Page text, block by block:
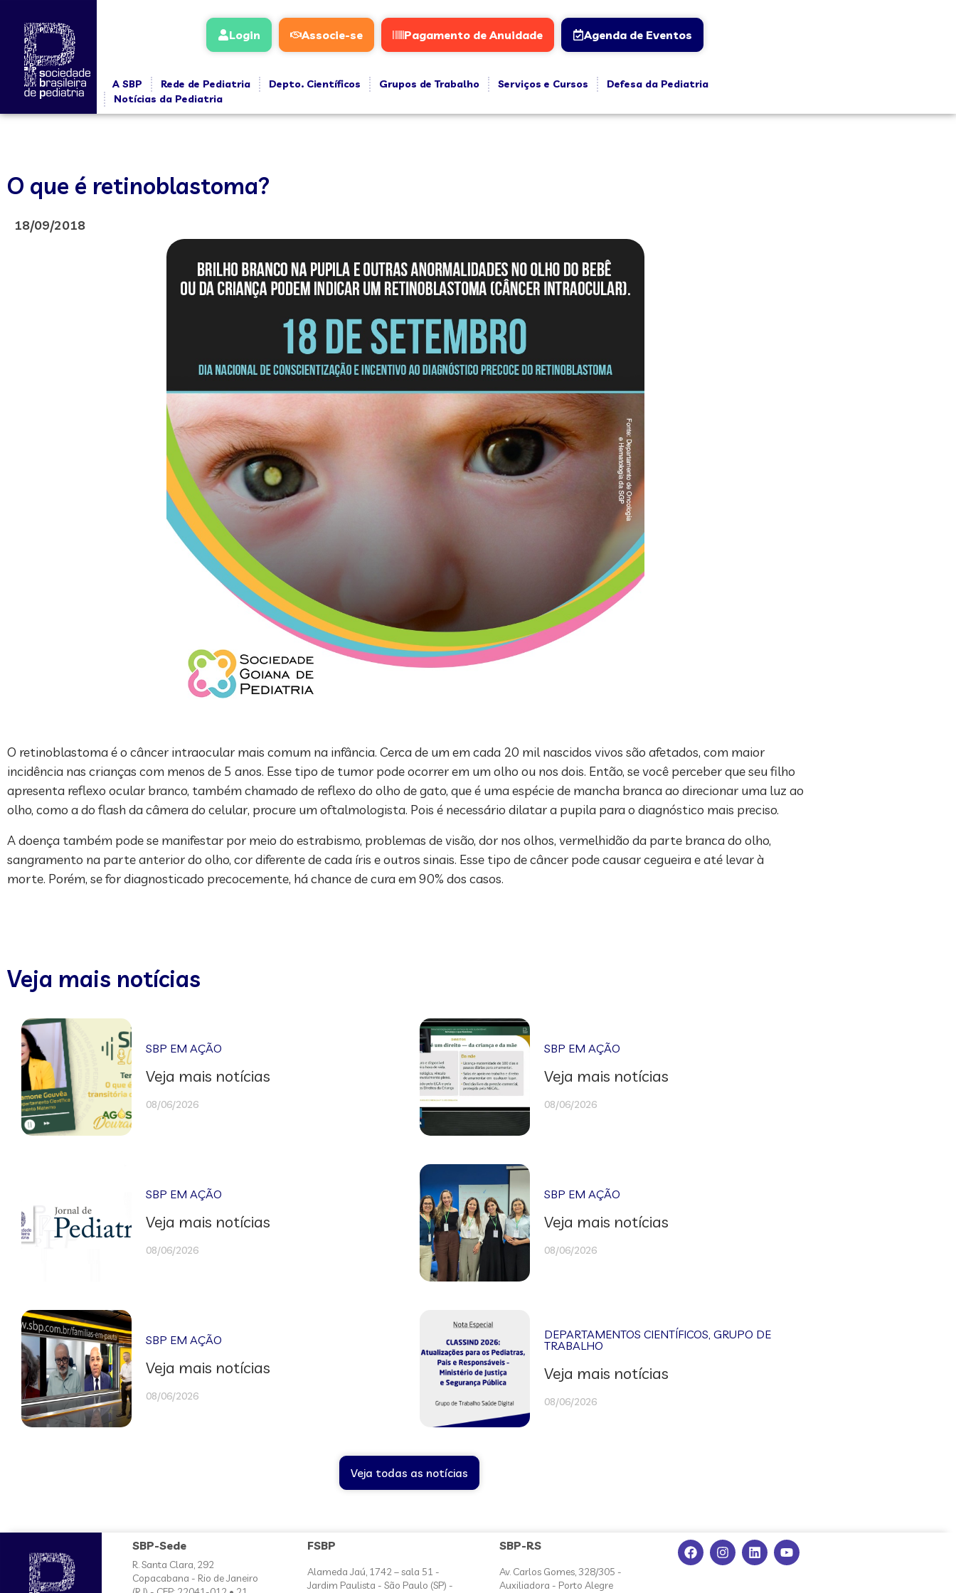
Login Associe-se Pagamento de Anuidade Agenda de Eventos
A SBP Rede de Pediatria Depto. Científicos Grupos de Trabalho Serviços e Cursos
Defesa da Pediatria
Notícias da Pediatria
O que é retinoblastoma?
18/09/2018
O retinoblastoma é o câncer intraocular mais comum na infância. Cerca de um em cada 20 mil nascidos vivos são afetados, com maior
incidência nas crianças com menos de 5 anos. Esse tipo de tumor pode ocorrer em um olho ou nos dois. Então, se você perceber que seu filho
apresenta reflexo ocular branco, também chamado de reflexo do olho de gato, que é uma espécie de mancha branca ao direcionar uma luz ao
olho, como a do flash da câmera do celular, procure um oftalmologista. Pois é necessário dilatar a pupila para o diagnóstico mais preciso.
A doença também pode se manifestar por meio do estrabismo, problemas de visão, dor nos olhos, vermelhidão da parte branca do olho,
sangramento na parte anterior do olho, cor diferente de cada íris e outros sinais. Esse tipo de câncer pode causar cegueira e até levar à
morte. Porém, se for diagnosticado precocemente, há chance de cura em 90% dos casos.
Veja mais notícias
SBP EM AÇÃO
Veja mais notícias
08/06/2026
SBP EM AÇÃO
Veja mais notícias
08/06/2026
SBP EM AÇÃO
Veja mais notícias
08/06/2026
SBP EM AÇÃO
Veja mais notícias
08/06/2026
SBP EM AÇÃO
Veja mais notícias
08/06/2026
DEPARTAMENTOS CIENTÍFICOS,GRUPO DE
TRABALHO
Veja mais notícias
08/06/2026
Veja todas as notícias
SBP-Sede
R. Santa Clara, 292
Copacabana - Rio de Janeiro
FSBP
Alameda Jaú, 1742 – sala 51 -
Jardim Paulista - São Paulo (SP) -
SBP-RS
Av. Carlos Gomes, 328/305 -
Auxiliadora - Porto Alegre